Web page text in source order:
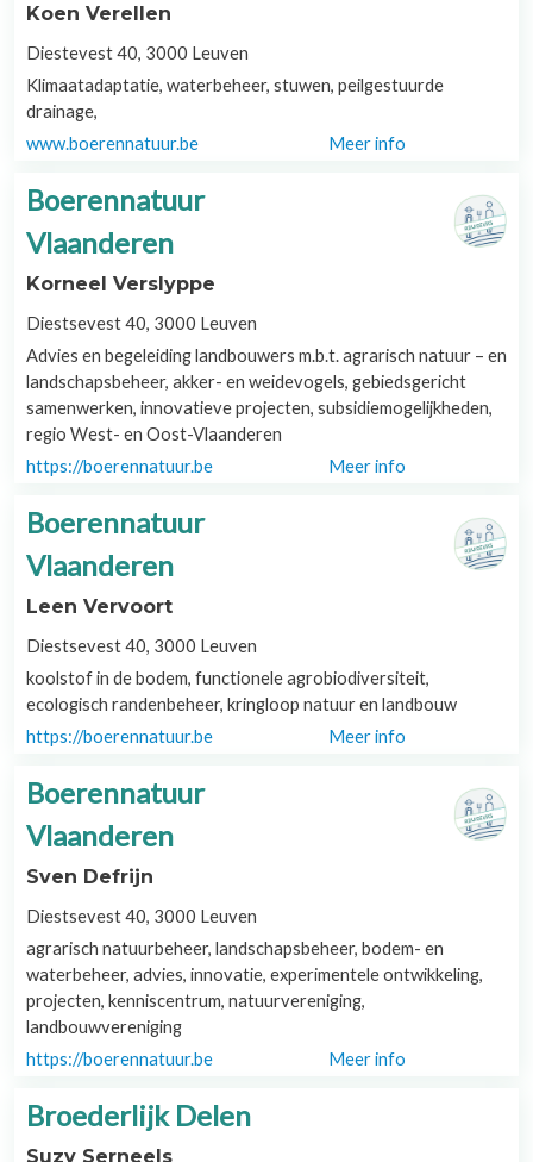
Koen Verellen
Diestevest 40, 3000 Leuven
Klimaatadaptatie, waterbeheer, stuwen, peilgestuurde
drainage,
www.boerennatuur.be
Meer info
Boerennatuur
Vlaanderen
Korneel Verslyppe
Diestsevest 40, 3000 Leuven
Advies en begeleiding landbouwers m.b.t. agrarisch natuur – en
landschapsbeheer, akker- en weidevogels, gebiedsgericht
samenwerken, innovatieve projecten, subsidiemogelijkheden,
regio West- en Oost-Vlaanderen
https://boerennatuur.be
Meer info
Boerennatuur
Vlaanderen
Leen Vervoort
Diestsevest 40, 3000 Leuven
koolstof in de bodem, functionele agrobiodiversiteit,
ecologisch randenbeheer, kringloop natuur en landbouw
https://boerennatuur.be
Meer info
Boerennatuur
Vlaanderen
Sven Defrijn
Diestsevest 40, 3000 Leuven
agrarisch natuurbeheer, landschapsbeheer, bodem- en
waterbeheer, advies, innovatie, experimentele ontwikkeling,
projecten, kenniscentrum, natuurvereniging,
landbouwvereniging
https://boerennatuur.be
Meer info
Broederlijk Delen
Suzy Serneels